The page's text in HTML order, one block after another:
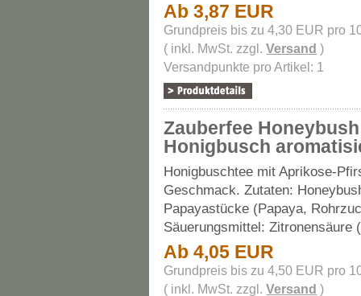
Ab 3,87 EUR
Grundpreis bis zu 4,30 EUR pro
( inkl. MwSt. zzgl.Versand )
Versandpunkte pro Artikel: 1
Zauberfee Honeybush
Honigbusch
Honigbuschtee mit Aprikose-
Geschmack.Zutaten:
Papayastücke (Papaya,
Säuerungsmittel: Zitronensäure
Ab 4,05 EUR
Grundpreis bis zu 4,50 EUR pro
( inkl. MwSt. zzgl.Versand )